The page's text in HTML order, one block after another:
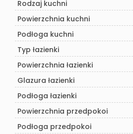
Rodzaj kuchni
Powierzchnia kuchni
Podłoga kuchni
Typ łazienki
Powierzchnia łazienki
Glazura łazienki
Podłoga łazienki
Powierzchnia przedpokoi
Podłoga przedpokoi